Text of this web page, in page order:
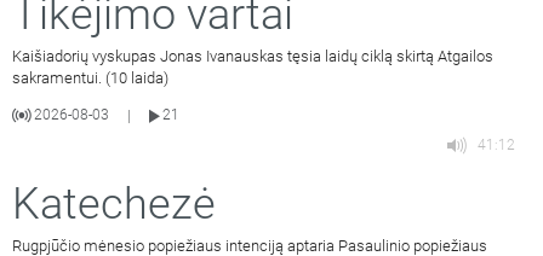
Tikėjimo vartai
Kaišiadorių vyskupas Jonas Ivanauskas tęsia laidų ciklą skirtą Atgailos
sakramentui. (10 laida)
2026-08-03
21
41:12
Katechezė
Rugpjūčio mėnesio popiežiaus intenciją aptaria Pasaulinio popiežiaus